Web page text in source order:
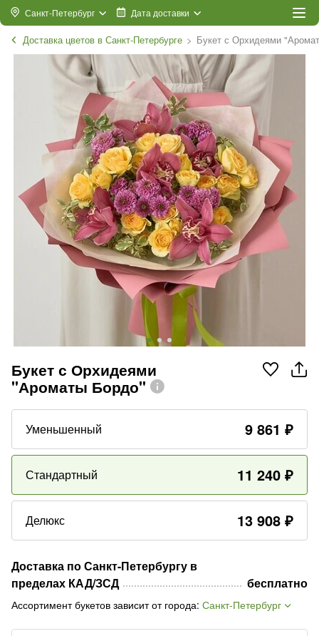
Санкт-Петербург Дата доставки
Доставка цветов в Санкт-Петербурге Букет с Орхидеями
Букет с Орхидеями
"Ароматы Бордо"
Уменьшенный 9 861 ₽
Стандартный 11 240 ₽
Делюкс 13 908 ₽
Доставка по Санкт-Петербургу в
пределах КАД/ЗСД
бесплатно
Ассортимент букетов зависит от города: Санкт-Петербург